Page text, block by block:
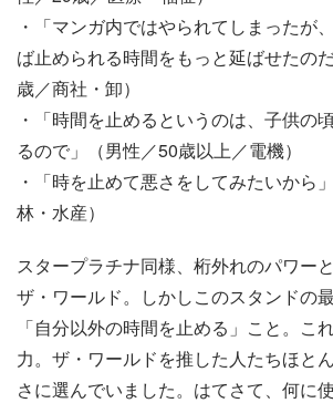
・「マンガ内ではやられてしまったが
ば止められる時間をもっと延ばせたの
歳／商社・卸）
・「時間を止めるというのは、子供の
るので」（男性／50歳以上／電機）
・「時を止めて悪さをしてみたいから
林・水産）
スタープラチナ同様、桁外れのパワー
ザ・ワールド。しかしこのスタンドの
「自分以外の時間を止める」こと。こ
力。ザ・ワールドを推した人たちほと
さに選んでいました。はてさて、何に